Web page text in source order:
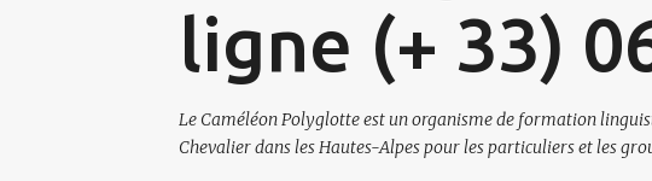
ligne (+ 33)
Le Caméléon Polyglotte est un organisme de formation
Chevalier dans les Hautes-Alpes pour les particuliers et les